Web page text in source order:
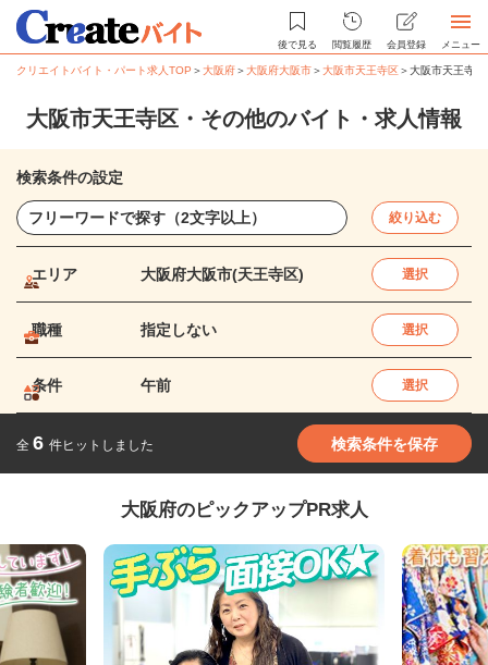
後で見る 閲覧履歴 会員登録 メニュー
クリエイトバイト・パート求人TOP ＞大阪府＞大阪府大阪市＞大阪市天王寺区＞大阪市天王寺
大阪市天王寺区・その他のバイト・求人情報
検索条件の設定
絞り込む
エリア 大阪府大阪市(天王寺区) 選択
職種 指定しない 選択
条件 午前 選択
全 6 件ヒットしました 検索条件を保存
大阪府のピックアップPR求人